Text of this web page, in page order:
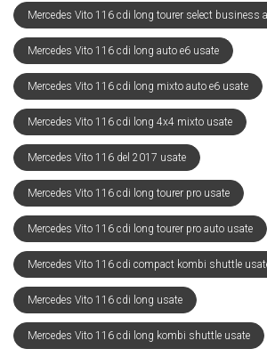
Mercedes Vito 116 cdi long tourer select business
Mercedes Vito 116 cdi long auto e6 usate
Mercedes Vito 116 cdi long mixto auto e6 usate
Mercedes Vito 116 cdi long 4x4 mixto usate
Mercedes Vito 116 del 2017 usate
Mercedes Vito 116 cdi long tourer pro usate
Mercedes Vito 116 cdi long tourer pro auto usate
Mercedes Vito 116 cdi compact kombi shuttle
Mercedes Vito 116 cdi long usate
Mercedes Vito 116 cdi long kombi shuttle usate